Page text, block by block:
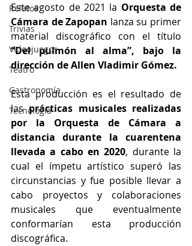
Relatos
Trivias
Videojuegos
Teatro
Gastronomía
Tecnología
Este agosto de 2021 la Orquesta de
Cámara de Zapopan lanza su primer
“Del pulmón al alma”, bajo la
dirección de Allen Vladimir Gómez.
Esta producción es el resultado de
las prácticas musicales realizadas
por la Orquesta de Cámara a
distancia durante la cuarentena
llevada a cabo en 2020, durante la
cual el ímpetu artístico superó las
circunstancias y fue posible llevar a
cabo proyectos y colaboraciones
musicales que eventualmente
conformarían esta producción
discográfica.